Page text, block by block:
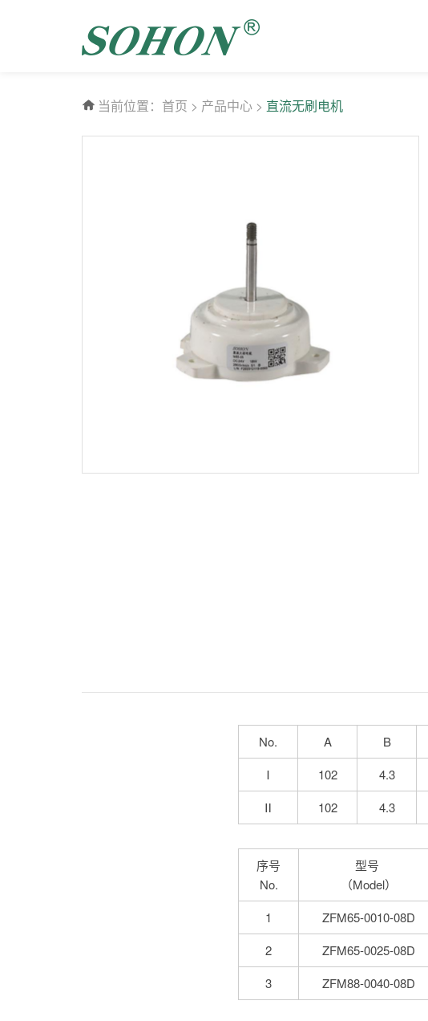
当前位置： 首页 > 产品中心 > 直流无刷电机
No. A B
Ⅰ
102 4.3
Ⅱ
102 4.3
序号
No.
型号
（Model）
1
ZFM65-0010-08D
2
ZFM65-0025-08D
3
ZFM88-0040-08D